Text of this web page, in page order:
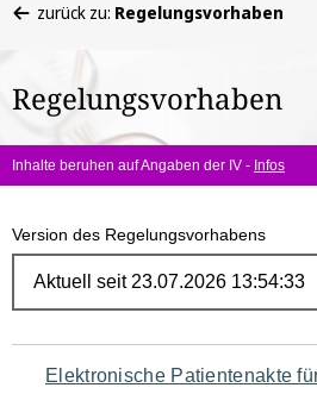
befinden
hier:
zurück zu: Regelungsvorhaben
Regelungsvorhaben
Inhalte beruhen auf Angaben der IV - Infos
Version des Regelungsvorhabens
Navigation
Elektronische Patientenakte